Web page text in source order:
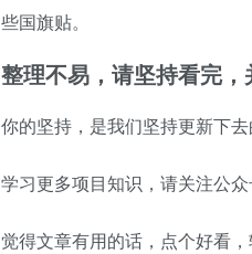
些国旗贴。
整理不易，请坚持看完，
你的坚持，是我们坚持更新下
学习更多项目知识，请关注公
觉得文章有用的话，点个好看，